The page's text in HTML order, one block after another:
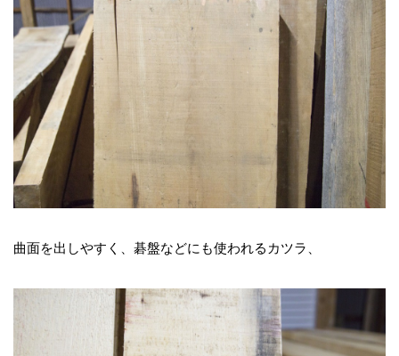
曲面を出しやすく、碁盤などにも使われるカツラ、